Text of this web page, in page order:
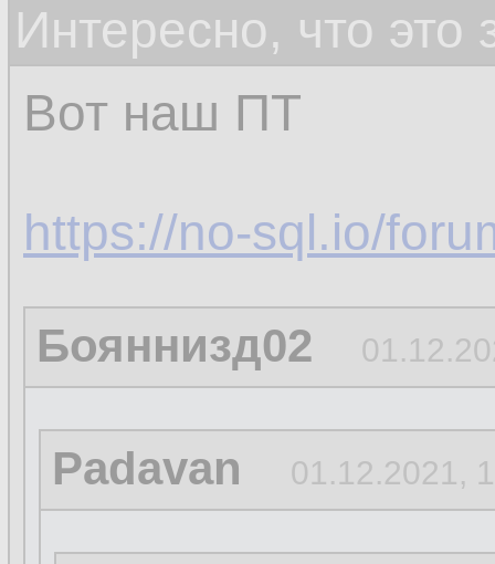
Интересно, что
Вот наш ПТ
https://no-sql.io/
Бояннизд02
Padavan 01.12.2021,